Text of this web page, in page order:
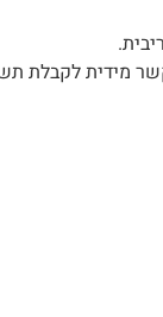
מידית לקבלת